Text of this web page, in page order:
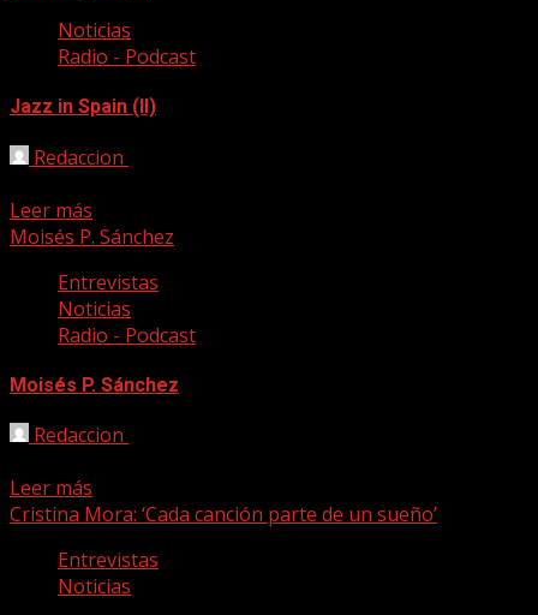
Noticias
Radio - Podcast
Jazz in Spain (II)
Redaccion
Leer más
Moisés P. Sánchez
Entrevistas
Noticias
Radio - Podcast
Moisés P. Sánchez
Redaccion
Leer más
Cristina Mora: ‘Cada canción parte de un sueño’
Entrevistas
Noticias